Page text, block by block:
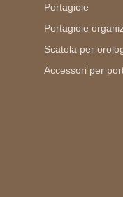
Portagioie
Portagioie
Scatola per
Accessori per